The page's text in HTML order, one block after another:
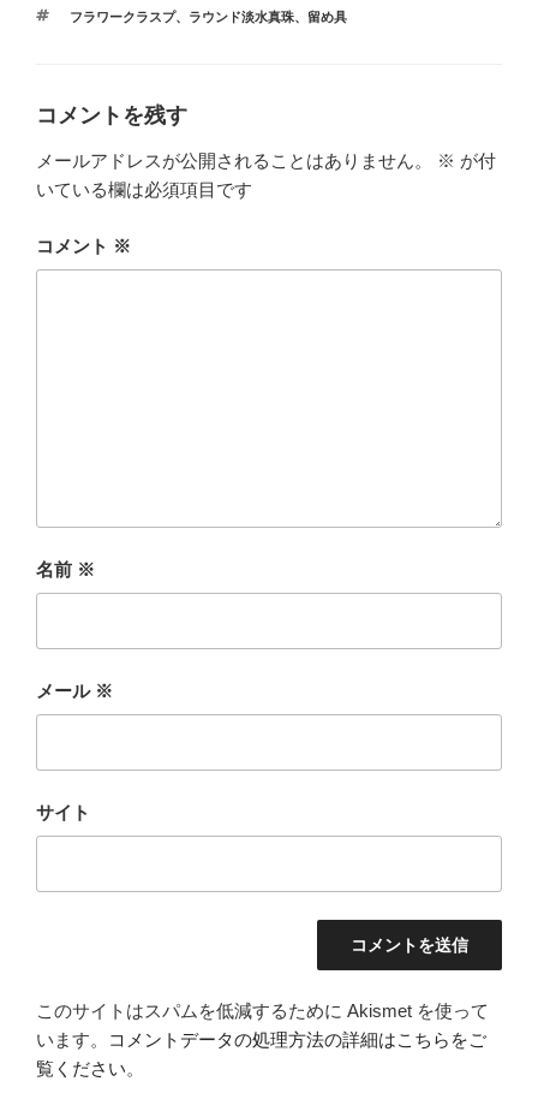
ゴ
タ
フラワークラスプ、 ラウンド淡水真珠、 留め具
コメントを残す
メールアドレスが公開されることはありません。 ※ が付
いている欄は必須項目です
コメント ※
名前 ※
メール ※
サイト
このサイトはスパムを低減するために Akismet を使って
います。
コメントデータの処理方法の詳細はこちらをご
覧ください。